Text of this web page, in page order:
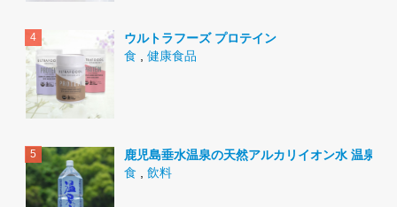
ウルトラフーズ プロテイン
食
健康食品
鹿児島垂水温泉の天然アルカリイオン水 温泉水
食
飲料